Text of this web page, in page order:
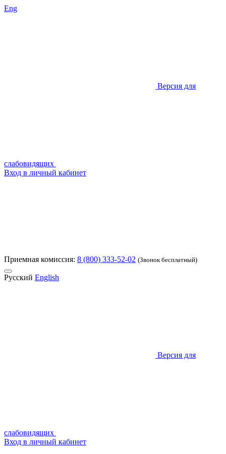
Eng
Версия для
слабовидящих
Вход в личный кабинет
Приемная комиссия: 8 (800) 333-52-02 (Звонок бесплатный)
Русский English
Версия для
слабовидящих
Вход в личный кабинет